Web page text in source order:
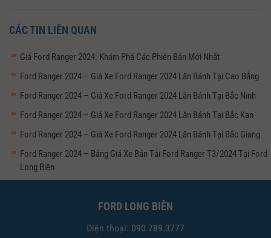
CÁC TIN LIÊN QUAN
Giá Ford Ranger 2024: Khám Phá Các Phiên Bản Mới Nhất
Ford Ranger 2024 – Giá Xe Ford Ranger 2024 Lăn Bánh Tại Cao Bằng
Ford Ranger 2024 – Giá Xe Ford Ranger 2024 Lăn Bánh Tại Bắc Ninh
Ford Ranger 2024 – Giá Xe Ford Ranger 2024 Lăn Bánh Tại Bắc Kạn
Ford Ranger 2024 – Giá Xe Ford Ranger 2024 Lăn Bánh Tại Bắc Giang
Ford Ranger 2024 – Bảng Giá Xe Bán Tải Ford Ranger T3/2024 Tại Ford
Long Biên
FORD LONG BIÊN
Điện thoại: 090.789.3777